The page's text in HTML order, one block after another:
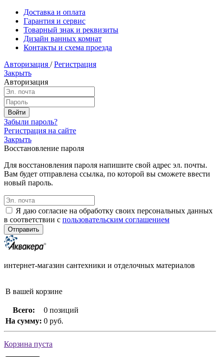
Доставка и оплата
Гарантия и сервис
Товарный знак и реквизиты
Дизайн ванных комнат
Контакты и схема проезда
Авторизация / Регистрация
Закрыть
Авторизация
Забыли пароль?
Регистрация на сайте
Закрыть
Восстановление пароля
Для восстановления пароля напишите свой адрес эл. почты.
Вам будет отправлена ссылка, по которой вы сможете ввести
новый пароль.
Я даю согласие на обработку своих персональных данных
в соответствии с пользовательским соглашением
интернет-магазин сантехники и отделочных материалов
В вашей корзине
Всего:
0 позиций
На сумму: 0 руб.
Корзина пуста